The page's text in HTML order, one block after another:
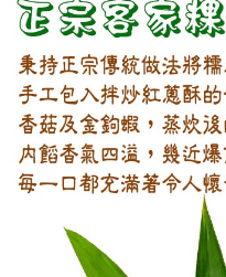
２．關於個人資料處理事宜，請
https://aftee.tw/terms/#terms3
「AFTEE先享後付」，若未經同
任。
４．使用「AFTEE先享後付」時
時審查核予不同之上限額度；若
請求用戶進行身份認證。
５．嚴禁一人註冊多個帳號或使
恩沛科技股份有限公司將有權停